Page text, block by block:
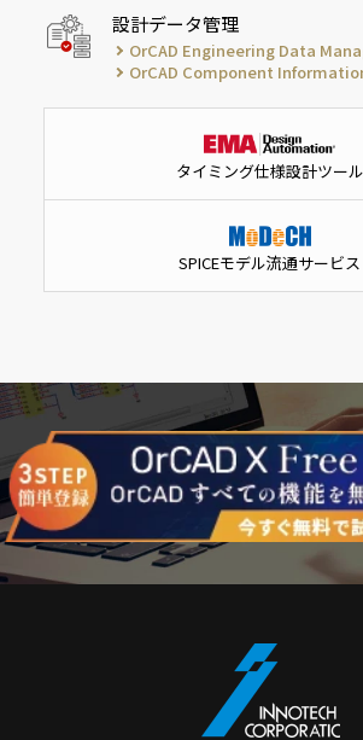
設計データ管理
OrCAD Engineering Data
OrCAD Component
タイミング仕様設計ツール
SPICEモデル流通サービス